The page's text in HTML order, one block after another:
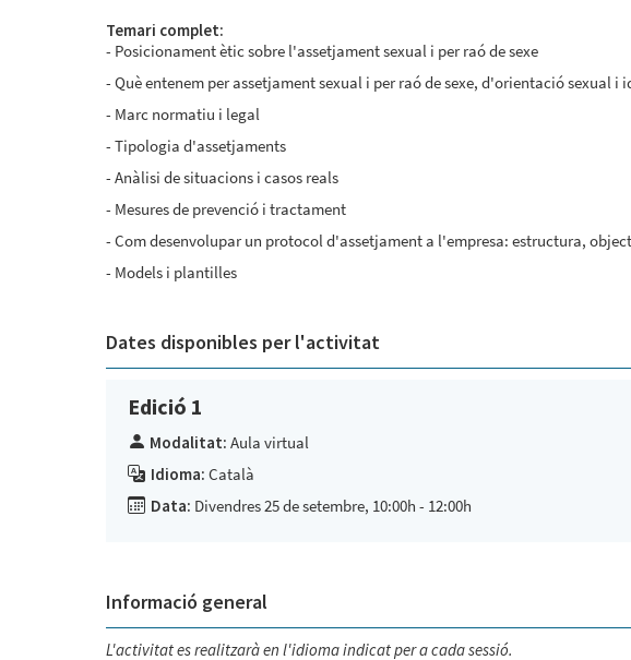
Temari complet:
- Posicionament ètic sobre l'assetjament sexual i per raó de sexe
- Què entenem per assetjament sexual i per raó de sexe, d'orientació sexual
- Marc normatiu i legal
- Tipologia d'assetjaments
- Anàlisi de situacions i casos reals
- Mesures de prevenció i tractament
- Com desenvolupar un protocol d'assetjament a l'empresa: estructura,
- Models i plantilles
Dates disponibles per l'activitat
Edició 1
Modalitat: Aula virtual
Idioma: Català
Data: Divendres 25 de setembre, 10:00h - 12:00h
Informació general
L'activitat es realitzarà en l'idioma indicat per a cada sessió.